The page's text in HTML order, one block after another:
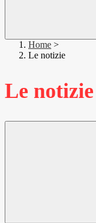
Home >
Le notizie
Le notizie